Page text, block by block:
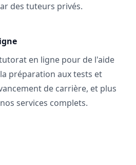
des tuteurs privés.
en ligne pour de l'aide
préparation aux tests et
de carrière, et plus
services complets.